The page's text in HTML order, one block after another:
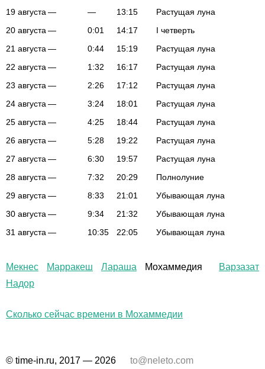
19 августа — — 13:15
Растущая луна
20 августа — 0:01 14:17
I четверть
21 августа — 0:44 15:19
Растущая луна
22 августа — 1:32 16:17
Растущая луна
23 августа — 2:26 17:12
Растущая луна
24 августа — 3:24 18:01
Растущая луна
25 августа — 4:25 18:44
Растущая луна
26 августа — 5:28 19:22
Растущая луна
27 августа — 6:30 19:57
Растущая луна
28 августа — 7:32 20:29
Полнолуние
29 августа — 8:33 21:01
Убывающая луна
30 августа — 9:34 21:32
Убывающая луна
31 августа — 10:35 22:05 Убывающая луна
Мекнес Марракеш Лараша Мохаммедия
Варзазат
Надор
Сколько сейчас времени в Мохаммедии
© time-in.ru, 2017 — 2026 to@neleto.com